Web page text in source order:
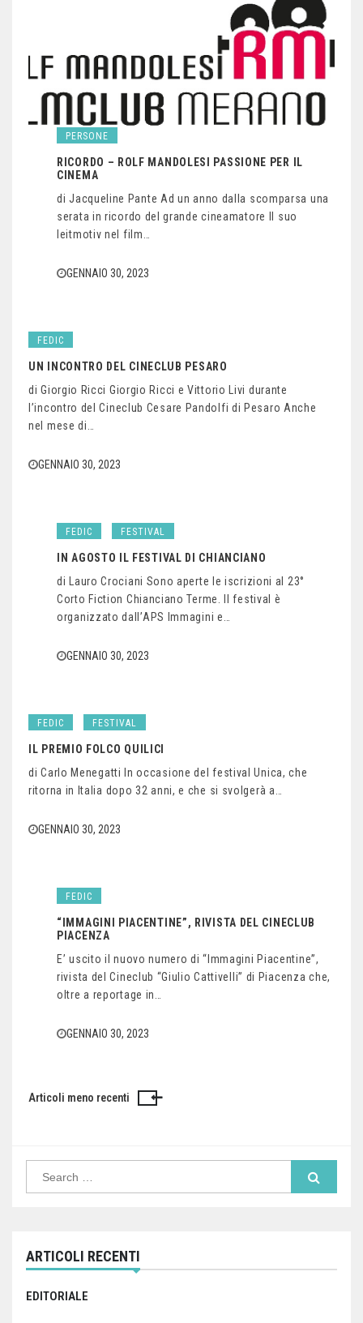
PERSONE
RICORDO – ROLF MANDOLESI PASSIONE PER IL
CINEMA
di Jacqueline Pante Ad un anno dalla scomparsa una
serata in ricordo del grande cineamatore Il suo
leitmotiv nel film…
GENNAIO 30, 2023
FEDIC
UN INCONTRO DEL CINECLUB PESARO
di Giorgio Ricci Giorgio Ricci e Vittorio Livi durante
l’incontro del Cineclub Cesare Pandolfi di Pesaro Anche
nel mese di…
GENNAIO 30, 2023
FEDIC FESTIVAL
IN AGOSTO IL FESTIVAL DI CHIANCIANO
di Lauro Crociani Sono aperte le iscrizioni al 23°
Corto Fiction Chianciano Terme. Il festival è
organizzato dall’APS Immagini e…
GENNAIO 30, 2023
FEDIC FESTIVAL
IL PREMIO FOLCO QUILICI
di Carlo Menegatti In occasione del festival Unica, che
ritorna in Italia dopo 32 anni, e che si svolgerà a…
GENNAIO 30, 2023
FEDIC
“IMMAGINI PIACENTINE”, RIVISTA DEL CINECLUB
PIACENZA
E’ uscito il nuovo numero di “Immagini Piacentine”,
rivista del Cineclub “Giulio Cattivelli” di Piacenza che,
oltre a reportage in…
GENNAIO 30, 2023
Navigazione
Articoli meno recenti
ARTICOLI RECENTI
EDITORIALE